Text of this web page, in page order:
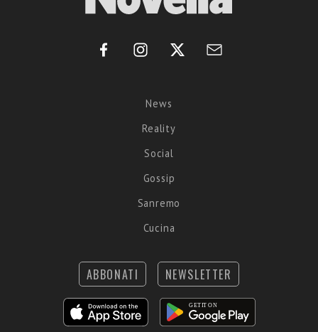
News
Reality
Social
Gossip
Sanremo
Cucina
ABBONATI NEWSLETTER